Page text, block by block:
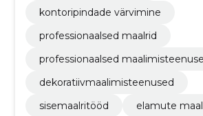
kontoripindade värvimine
professionaalsed maalrid
professionaalsed
dekoratiivmaalimisteenused
sisemaalritööd
elamute